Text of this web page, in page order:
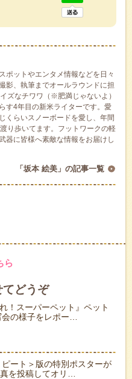
ポットやエンタメ情報などを日々
影、執筆までオールラウンドに担
ズなチワワ（※肥満じゃないよ）
す4年目の新米ライターです。愛
くらいスノーボードを愛し、年間
り歩いてます。フットワークの軽
器に皆様へ素敵な情報をお届けし
「坂本 絵美」の記事一覧
ら
てどうぞ
スーパーペット』ペット
の様子をレポー…
ート＞版の特別ポスターが
を投稿してオリ…